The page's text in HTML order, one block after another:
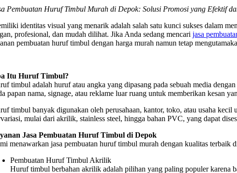
Pembuatan Huruf Timbul Murah di Depok: Solusi Promosi yang Efektif
identitas visual yang menarik adalah salah satu kunci sukses dalam
profesional, dan mudah dilihat. Jika Anda sedang mencarijasa
pembuatan huruf timbul dengan harga murah namun tetap
Itu Huruf Timbul?
timbul adalah huruf atau angka yang dipasang pada sebuah media
papan nama, signage, atau reklame luar ruang untuk memberikan kesan
timbul banyak digunakan oleh perusahaan, kantor, toko, atau usaha
mulai dari akrilik, stainless steel, hingga bahan PVC, yang dapat
Jasa Pembuatan Huruf Timbul di Depok
menawarkan jasa pembuatan huruf timbul murah dengan kualitas
Pembuatan Huruf Timbul Akrilik
Huruf timbul berbahan akrilik adalah pilihan yang paling populer karena